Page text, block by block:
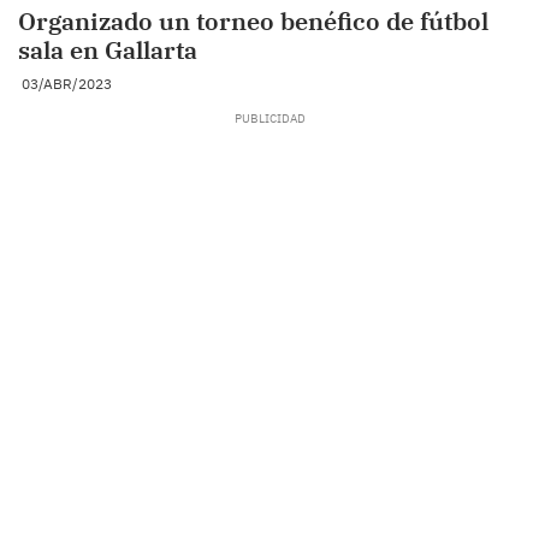
Organizado un torneo benéfico de fútbol
sala en Gallarta
03/ABR/2023